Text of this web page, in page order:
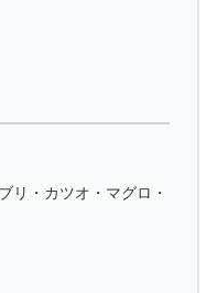
リ・カツオ・マグロ・